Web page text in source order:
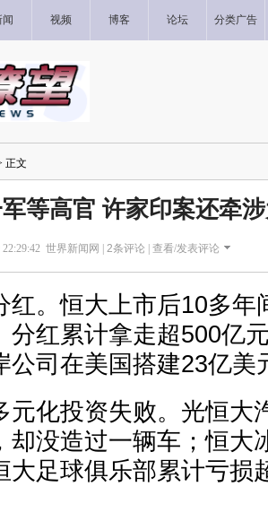
闻 视频 博客 论坛 分类广告
正文
等高官 许家印案还牵
世界新闻网 | 2条评论 | 查看/发表评论
红。恒大上市后10多年
分红累计拿走超500亿
公司在美国搭建23亿美
元化投资失败。光恒大
却没造过一辆车；恒大
大足球俱乐部累计亏损